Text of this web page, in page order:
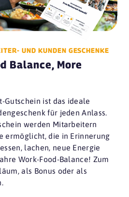
UND KUNDEN GESCHENKE
Balance, More
Gutschein ist das ideale
für jeden Anlass.
werden Mitarbeitern
ermöglicht, die in Erinnerung
lachen, neue Energie
Work-Food-Balance! Zum
als Bonus oder als